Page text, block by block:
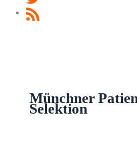
Münchner
Selektion